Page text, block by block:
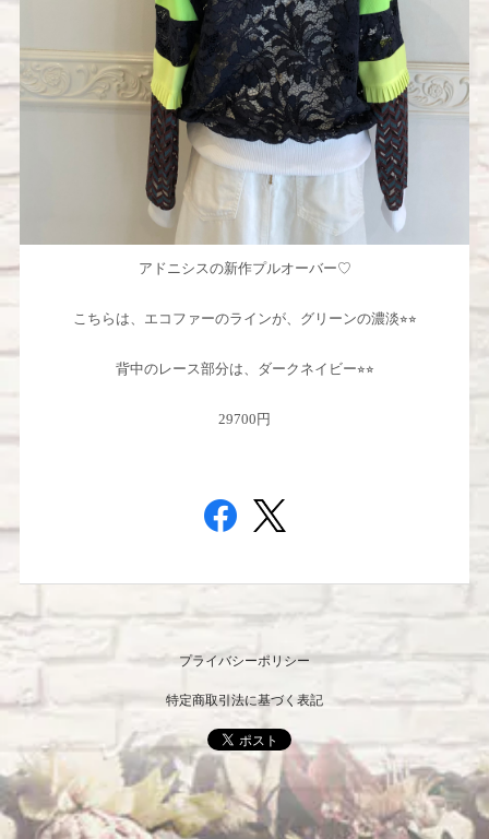
アドニシスの新作プルオーバー♡
こちらは、エコファーのラインが、グリーンの濃淡⭐︎⭐︎
背中のレース部分は、ダークネイビー⭐︎⭐︎
29700円
プライバシーポリシー
特定商取引法に基づく表記